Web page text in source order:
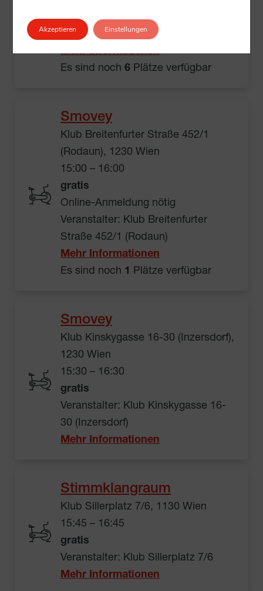
Veranstalter: Klub Breitenfurter
Straße 452/1 (Rodaun)
Mehr Informationen
Es sind noch 6 Plätze verfügbar
Smovey
Klub Breitenfurter Straße 452/1
(Rodaun), 1230 Wien
15:00 – 16:00
gratis
Online-Anmeldung nötig
Veranstalter: Klub Breitenfurter
Straße 452/1 (Rodaun)
Mehr Informationen
Es sind noch 1 Plätze verfügbar
Smovey
Klub Kinskygasse 16-30 (Inzersdorf),
1230 Wien
15:30 – 16:30
gratis
Veranstalter: Klub Kinskygasse 16-
30 (Inzersdorf)
Mehr Informationen
Stimmklangraum
Klub Sillerplatz 7/6, 1130 Wien
15:45 – 16:45
gratis
Veranstalter: Klub Sillerplatz 7/6
Mehr Informationen
Akzeptieren Einstellungen